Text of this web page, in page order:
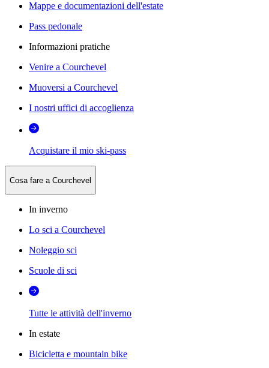
Mappe e documentazioni dell'estate
Pass pedonale
Informazioni pratiche
Venire a Courchevel
Muoversi a Courchevel
I nostri uffici di accoglienza
Acquistare il mio ski-pass
Cosa fare a Courchevel
In inverno
Lo sci a Courchevel
Noleggio sci
Scuole di sci
Tutte le attività dell'inverno
In estate
Bicicletta e mountain bike